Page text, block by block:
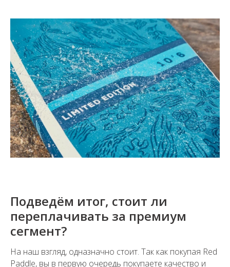
Подведём итог, стоит ли
переплачивать за премиум
сегмент?
На наш взгляд, одназначно стоит. Так как покупая Red
Paddle, вы в первую очередь покупаете качество и